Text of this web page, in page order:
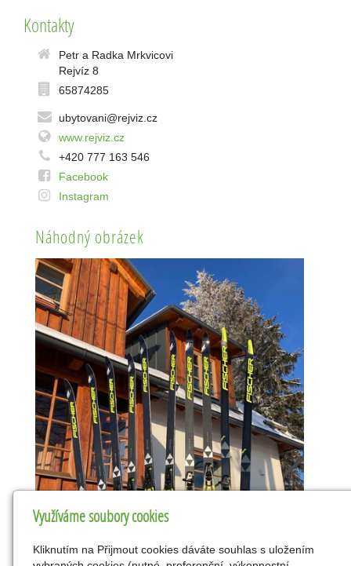
Kontakty
Petr a Radka Mrkvicovi
Rejvíz 8
65874285
ubytovani@rejviz.cz
www.rejviz.cz
+420 777 163 546
Facebook
Instagram
Náhodný obrázek
Využíváme soubory cookies
Kliknutím na Přijmout cookies dáváte souhlas s uložením